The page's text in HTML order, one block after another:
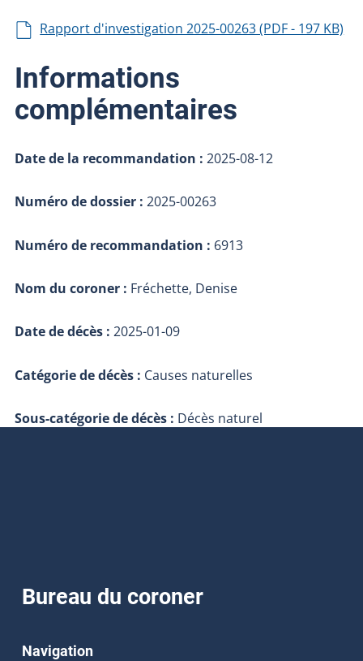
Rapport d'investigation 2025-00263 (PDF - 197 KB)
Informations
complémentaires
Date de la recommandation : 2025-08-12
Numéro de dossier : 2025-00263
Numéro de recommandation : 6913
Nom du coroner : Fréchette, Denise
Date de décès : 2025-01-09
Catégorie de décès : Causes naturelles
Sous-catégorie de décès : Décès naturel
Bureau du coroner
Navigation